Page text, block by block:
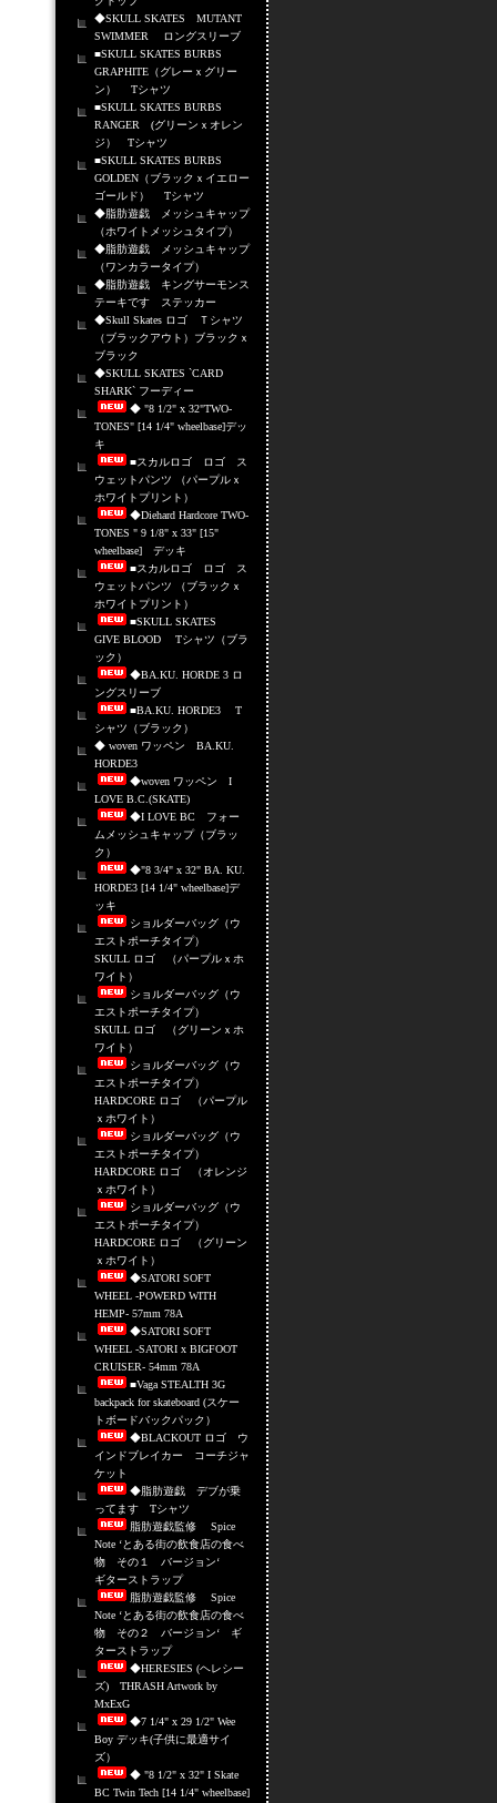
◆SKULL SKATES MUTANT
SWIMMER ロングスリーブ
■SKULL SKATES BURBS
GRAPHITE（グレーｘグリー
ン） Tシャツ
■SKULL SKATES BURBS
RANGER (グリーンｘオレン
ジ） Tシャツ
■SKULL SKATES BURBS
GOLDEN（ブラックｘイエロー
ゴールド） Tシャツ
◆脂肪遊戯 メッシュキャップ
（ホワイトメッシュタイプ）
◆脂肪遊戯 メッシュキャップ
（ワンカラータイプ）
◆脂肪遊戯 キングサーモンス
テーキです ステッカー
◆Skull Skates ロゴ Ｔシャツ
（ブラックアウト）ブラックｘ
ブラック
◆SKULL SKATES `CARD
SHARK` フーディー
◆ "8 1/2" x 32"TWO-
TONES" [14 1/4" wheelbase]デッ
キ
■スカルロゴ ロゴ ス
ウェットパンツ （パープルｘ
ホワイトプリント）
◆Diehard Hardcore TWO-
TONES " 9 1/8" x 33" [15"
wheelbase] デッキ
■スカルロゴ ロゴ ス
ウェットパンツ （ブラックｘ
ホワイトプリント）
■SKULL SKATES
GIVE BLOOD Tシャツ（ブラ
ック）
◆BA.KU. HORDE 3 ロ
ングスリーブ
■BA.KU. HORDE3 T
シャツ（ブラック）
◆ woven ワッペン BA.KU.
HORDE3
◆woven ワッペン I
LOVE B.C.(SKATE)
◆I LOVE BC フォー
ムメッシュキャップ（ブラッ
ク）
◆"8 3/4" x 32" BA. KU.
HORDE3 [14 1/4" wheelbase]デ
ッキ
ショルダーバッグ（ウ
エストポーチタイプ）
SKULL ロゴ （パープルｘホ
ワイト）
ショルダーバッグ（ウ
エストポーチタイプ）
SKULL ロゴ （グリーンｘホ
ワイト）
ショルダーバッグ（ウ
エストポーチタイプ）
HARDCORE ロゴ （パープル
ｘホワイト）
ショルダーバッグ（ウ
エストポーチタイプ）
HARDCORE ロゴ （オレンジ
ｘホワイト）
ショルダーバッグ（ウ
エストポーチタイプ）
HARDCORE ロゴ （グリーン
ｘホワイト）
◆SATORI SOFT
WHEEL -POWERD WITH
HEMP- 57mm 78A
◆SATORI SOFT
WHEEL -SATORI x BIGFOOT
CRUISER- 54mm 78A
■Vaga STEALTH 3G
backpack for skateboard (スケー
トボードバックパック）
◆BLACKOUT ロゴ ウ
インドブレイカー コーチジャ
ケット
◆脂肪遊戯 デブが乗
ってます Tシャツ
脂肪遊戯監修 Spice
Note ‘とある街の飲食店の食べ
物 その１ バージョン‘
ギターストラップ
脂肪遊戯監修 Spice
Note ‘とある街の飲食店の食べ
物 その２ バージョン‘ ギ
ターストラップ
◆HERESIES (ヘレシー
ズ) THRASH Artwork by
MxExG
◆7 1/4" x 29 1/2" Wee
Boy デッキ(子供に最適サイ
ズ）
◆ "8 1/2" x 32" I Skate
BC Twin Tech [14 1/4" wheelbase]